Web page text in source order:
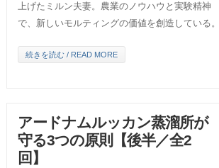
上げたミルン夫妻。農業のノウハウと実験精神
で、新しいモルティングの価値を創造している。
続きを読む / READ MORE
アードナムルッカン蒸溜所が
守る3つの原則【後半／全2
回】